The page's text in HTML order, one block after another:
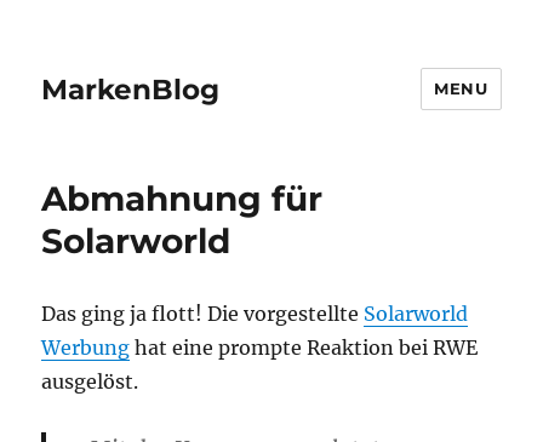
MarkenBlog MENU
Abmahnung für
Solarworld
Das ging ja flott! Die vorgestellte Solarworld
Werbung hat eine prompte Reaktion bei RWE
ausgelöst.